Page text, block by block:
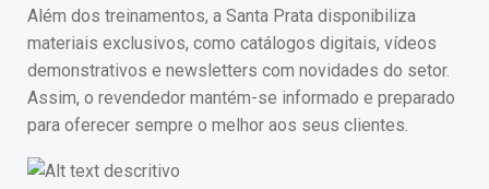
Além dos treinamentos, a Santa Prata disponibiliza
materiais exclusivos, como catálogos digitais, vídeos
demonstrativos e newsletters com novidades do setor.
Assim, o revendedor mantém-se informado e preparado
para oferecer sempre o melhor aos seus clientes.